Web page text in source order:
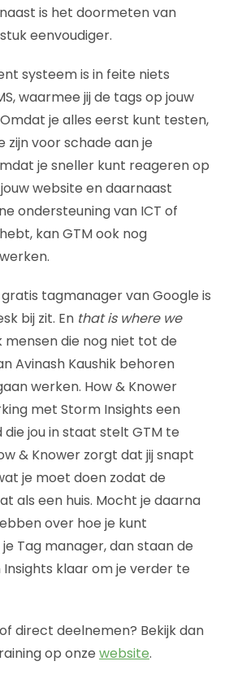
is het doormeten van
eenvoudiger.
systeem is in feite niets
waarmee jij de tags op jouw
je alles eerst kunt testen,
zijn voor schade aan je
je sneller kunt reageren op
website en daarnaast
ondersteuning van ICT of
kan GTM ook nog
tagmanager van Google is
bij zit. En that is where we
mensen die nog niet tot de
Avinash Kaushik behoren
werken. How & Knower
met Storm Insights een
jou in staat stelt GTM te
& Knower zorgt dat jij snapt
je moet doen zodat de
als een huis. Mocht je daarna
over hoe je kunt
Tag manager, dan staan de
klaar om je verder te
direct deelnemen? Bekijk dan
op onze website.